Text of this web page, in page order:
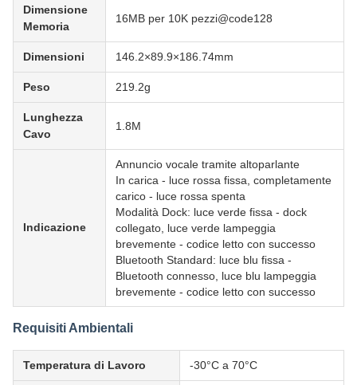
Dimensione
Memoria
16MB per 10K pezzi@code128
Dimensioni 146.2×89.9×186.74mm
Peso 219.2g
Lunghezza
Cavo
1.8M
Indicazione
Annuncio vocale tramite altoparlante
In carica - luce rossa fissa, completamente
carico - luce rossa spenta
Modalità Dock: luce verde fissa - dock
collegato, luce verde lampeggia
brevemente - codice letto con successo
Bluetooth Standard: luce blu fissa -
Bluetooth connesso, luce blu lampeggia
brevemente - codice letto con successo
Requisiti Ambientali
Temperatura di Lavoro -30°C a 70°C